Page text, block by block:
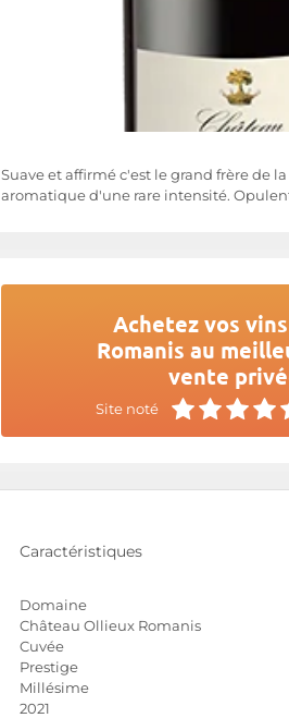
Suave et affirmé c'est le grand frère de
aromatique d'une rare intensité.
Achetez vos
Romanis au
vente
Site noté
Caractéristiques
Domaine
Château Ollieux Romanis
Cuvée
Prestige
Millésime
2021